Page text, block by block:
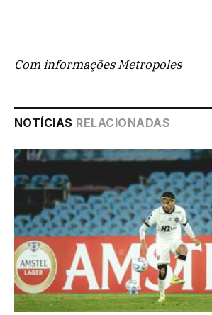
Com informações Metropoles
NOTÍCIAS RELACIONADAS